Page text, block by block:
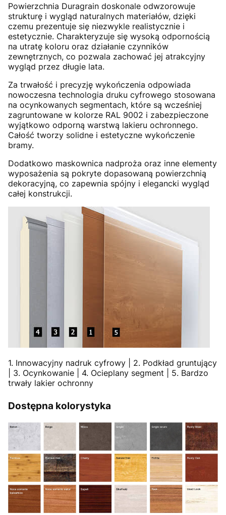
Powierzchnia Duragrain doskonale odwzorowuje
strukturę i wygląd naturalnych materiałów, dzięki
czemu prezentuje się niezwykle realistycznie i
estetycznie. Charakteryzuje się wysoką odpornością
na utratę koloru oraz działanie czynników
zewnętrznych, co pozwala zachować jej atrakcyjny
wygląd przez długie lata.
Za trwałość i precyzję wykończenia odpowiada
nowoczesna technologia druku cyfrowego stosowana
na ocynkowanych segmentach, które są wcześniej
zagruntowane w kolorze RAL 9002 i zabezpieczone
wyjątkowo odporną warstwą lakieru ochronnego.
Całość tworzy solidne i estetyczne wykończenie
bramy.
Dodatkowo maskownica nadproża oraz inne elementy
wyposażenia są pokryte dopasowaną powierzchnią
dekoracyjną, co zapewnia spójny i elegancki wygląd
całej konstrukcji.
1. Innowacyjny nadruk cyfrowy | 2. Podkład gruntujący
| 3. Ocynkowanie | 4. Ocieplany segment | 5. Bardzo
trwały lakier ochronny
Dostępna kolorystyka